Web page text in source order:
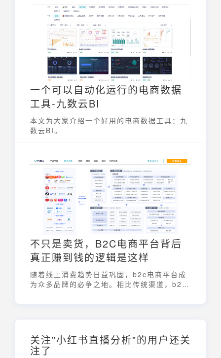
过对这些数据进行深入分析，零售商可以识别
趋势、发现问题、并制定更有效的策略，从而
提升门店业绩和盈利能力。一份全面的数据分
析报告能够帮助零售商更好地了解其业务，优
化运营。
一个可以自动化运行的电商数据
工具-九数云BI
本文为大家介绍一个好用的电商数据工具：九
数云BI。
不只是卖货，B2C电商平台背后
真正赚到钱的逻辑是这样
随着线上消费趋势日益巩固，b2c电商平台成
为众多品牌的必争之地。相比传统渠道，b2c
关注"小红书直播分析"的用户还关
注了